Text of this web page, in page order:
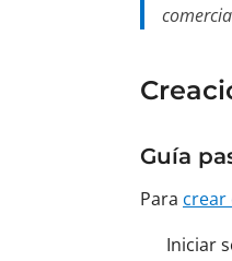
Guía
Para crear
Iniciar